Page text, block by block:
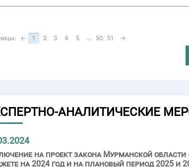
← 1 2 3 4 5 ... 50 51 →
АНАЛИТИЧЕСКИЕ
на проект закона Мурманской
на 2024 год и на плановый период 2025 и